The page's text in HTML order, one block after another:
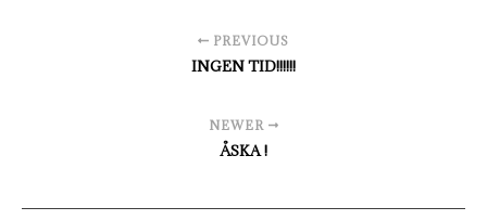
PREVIOUS
INGEN TID!!!!!!
NEWER
ÅSKA !